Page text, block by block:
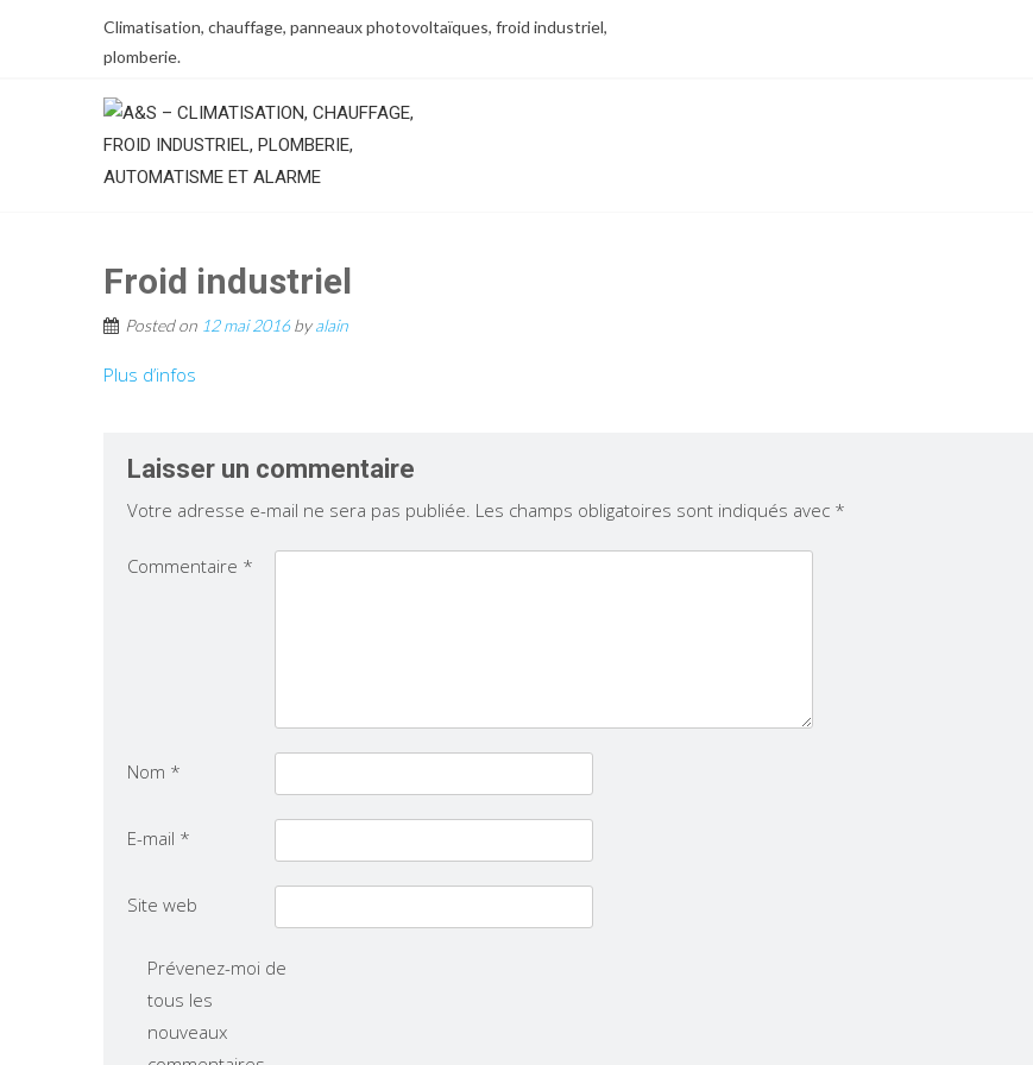
Climatisation, chauffage, panneaux photovoltaïques, froid industriel,
plomberie.
Froid industriel
Posted on 12 mai 2016byalain
Plus d’infos
Laisser un commentaire
Votre adresse e-mail ne sera pas publiée. Les champs obligatoires sont indiqués avec *
Commentaire *
Nom *
E-mail *
Site web
Prévenez-moi de
tous les
nouveaux